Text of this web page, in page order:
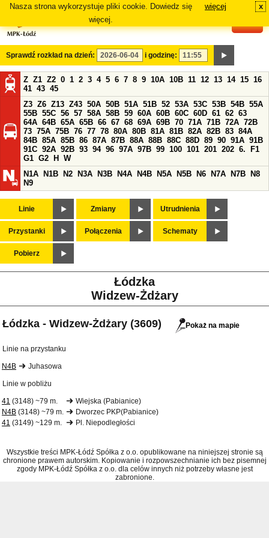
Nasza strona wykorzystuje pliki cookie. Dowiedz się
więcej.
więcej x
Sprawdź rozkład na dzień: i godzinę:
Z Z1 Z2 0 1 2 3 4 5 6 7 8 9 10A 10B 11 12 13 14 15 16
41 43 45
Z3 Z6 Z13 Z43 50A 50B 51A 51B 52 53A 53C 53B 54B 55A
55B 55C 56 57 58A 58B 59 60A 60B 60C 60D 61 62 63
64A 64B 65A 65B 66 67 68 69A 69B 70 71A 71B 72A 72B
73 75A 75B 76 77 78 80A 80B 81A 81B 82A 82B 83 84A
84B 85A 85B 86 87A 87B 88A 88B 88C 88D 89 90 91A 91B
91C 92A 92B 93 94 96 97A 97B 99 100 101 201 202 6.
F1
G1 G2 H
W
N1A
N1B N2 N3A N3B N4A N4B N5A N5B N6 N7A N7B
N8
N9
Linie Zmiany Utrudnienia
Przystanki Połączenia Schematy
Pobierz
Łódzka
Widzew-Żdżary
Łódzka - Widzew-Żdżary (3609) Pokaż na mapie
Linie na przystanku
N4B Juhasowa
Linie w pobliżu
41 (3148) ~79 m.
Wiejska (Pabianice)
N4B (3148) ~79 m.
Dworzec PKP(Pabianice)
41 (3149) ~129 m. Pl. Niepodległości
Wszystkie treści MPK-Łódź Spółka z o.o. opublikowane na niniejszej stronie są
chronione prawem autorskim. Kopiowanie i rozpowszechnianie ich bez pisemnej
zgody MPK-Łódź Spółka z o.o. dla celów innych niż potrzeby własne jest
zabronione.